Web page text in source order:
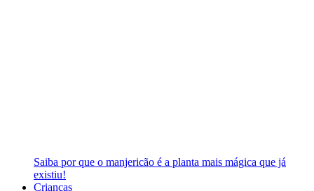
Saiba por que o manjericão é a planta mais mágica que já
existiu!
Crianças